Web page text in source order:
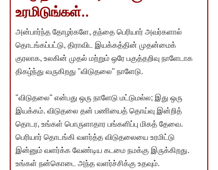
உரமிடுங்கள்..
அன்பார்ந்த தோழர்களே, தந்தை பெரியார் அவர்களால்
தொடங்கப்பட்டு, திராவிட இயக்கத்தின் முதன்மைக்
குரலாக, உலகின் முதல் மற்றும் ஒரே பகுத்தறிவு நாளேடாக
திகழ்ந்து வருகிறது "விடுதலை" நாளேடு.
"விடுதலை" என்பது ஒரு நாளேடு மட்டுமல்ல; இது ஒரு
இயக்கம். விடுதலை தன் பணியைத் தொய்வு இன்றித்
தொடர, உங்கள் பொருளாதார பங்களிப்பு மிகத் தேவை.
பெரியார் தொடங்கி வளர்த்த விடுதலையை உரமிட்டு
இன்னும் வளர்க்க வேண்டிய கடமை நமக்கு இருக்கிறது.
உங்கள் நன்கொடை அந்த வளர்ச்சிக்கு உதவும்.